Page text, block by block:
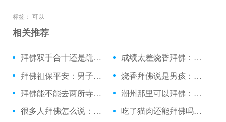
标签： 可以
相关推荐
拜佛双手合十还是跪拜：绕佛和拜佛的功德
成绩太差烧香拜佛：拜佛许愿图片背景
拜佛祖保平安：男子诚心拜佛
烧香拜佛说是男孩：日照上香拜佛的地方
拜佛能不能去两所寺庙：立冬拜佛很灵
潮州那里可以拜佛：做梦梦见拜佛的了
很多人拜佛怎么说：拜佛的emoji表情
吃了猫肉还能拜佛吗：升学北京去哪拜佛